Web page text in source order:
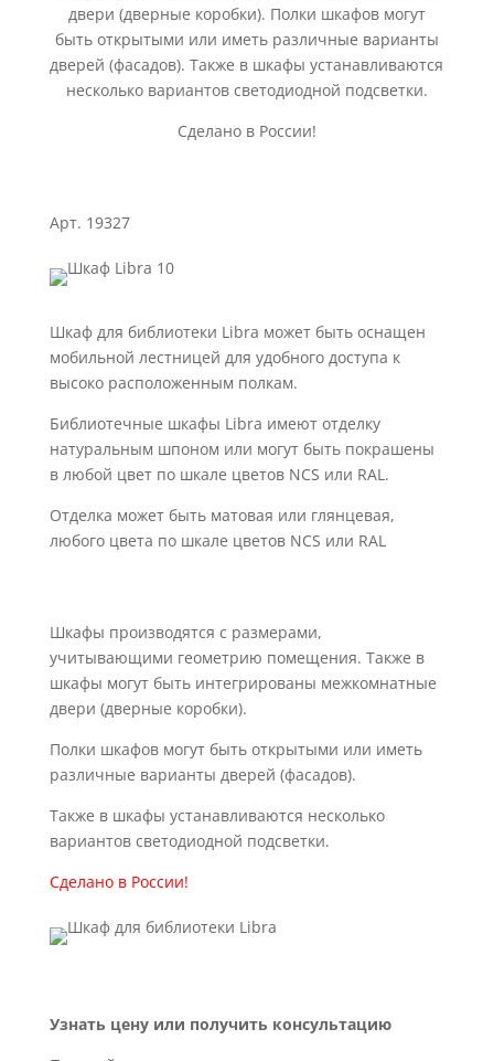
двери (дверные коробки). Полки шкафов могут
быть открытыми или иметь различные варианты
дверей (фасадов). Также в шкафы устанавливаются
несколько вариантов светодиодной подсветки.
Сделано в России!
Арт. 19327
Шкаф для библиотеки Libra может быть оснащен
мобильной лестницей для удобного доступа к
высоко расположенным полкам.
Библиотечные шкафы Libra имеют отделку
натуральным шпоном или могут быть покрашены
в любой цвет по шкале цветов NCS или RAL.
Отделка может быть матовая или глянцевая,
любого цвета по шкале цветов NCS или RAL
Шкафы производятся с размерами,
учитывающими геометрию помещения. Также в
шкафы могут быть интегрированы межкомнатные
двери (дверные коробки).
Полки шкафов могут быть открытыми или иметь
различные варианты дверей (фасадов).
Также в шкафы устанавливаются несколько
вариантов светодиодной подсветки.
Сделано в России!
Узнать цену или получить консультацию